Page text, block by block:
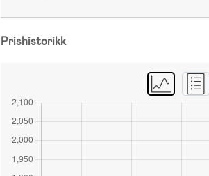
Prishistorikk